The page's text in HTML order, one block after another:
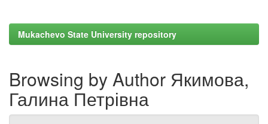
Mukachevo State University repository
Browsing by Author Якимова,
Галина Петрівна